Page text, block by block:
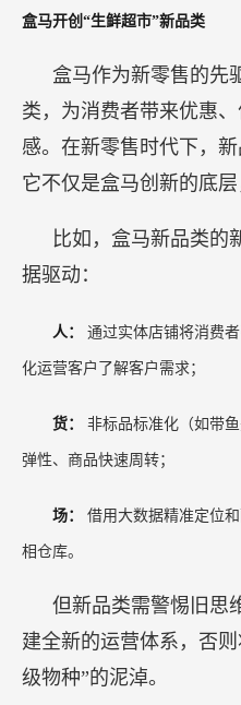
盒马开创“生鲜超市”新品类
盒马作为新零售的先
类，为消费者带来优惠
感。在新零售时代下，
它不仅是盒马创新的底
比如，盒马新品类的
据驱动：
人： 通过实体店铺将消费
化运营客户了解客户需求；
货： 非标品标准化（如带
弹性、商品快速周转；
场： 借用大数据精准定位
相仓库。
但新品类需警惕旧思
建全新的运营体系，否
级物种”的泥淖。